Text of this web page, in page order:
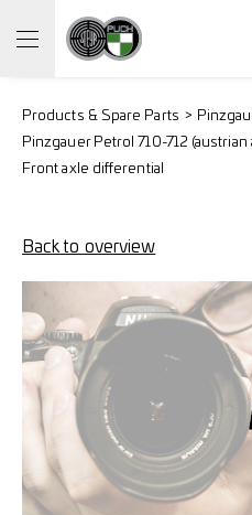
Products & Spare Parts
Pinzgauer Petrol 710-712 (austrian
Front axle differential
Back to overview